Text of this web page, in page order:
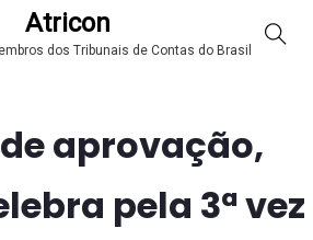
Atricon
dos Tribunais de Contas do Brasil
aprovação,
pela 3ª vez